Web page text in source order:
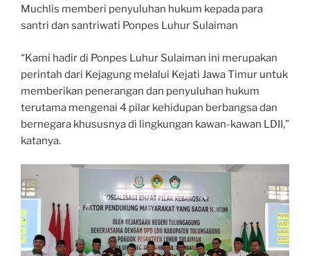
Muchlis memberi penyuluhan hukum kepada para
santri dan santriwati Ponpes Luhur Sulaiman
“Kami hadir di Ponpes Luhur Sulaiman ini merupakan
perintah dari Kejagung melalui Kejati Jawa Timur untuk
memberikan penerangan dan penyuluhan hukum
terutama mengenai 4 pilar kehidupan berbangsa dan
bernegara khususnya di lingkungan kawan-kawan LDII,”
katanya.